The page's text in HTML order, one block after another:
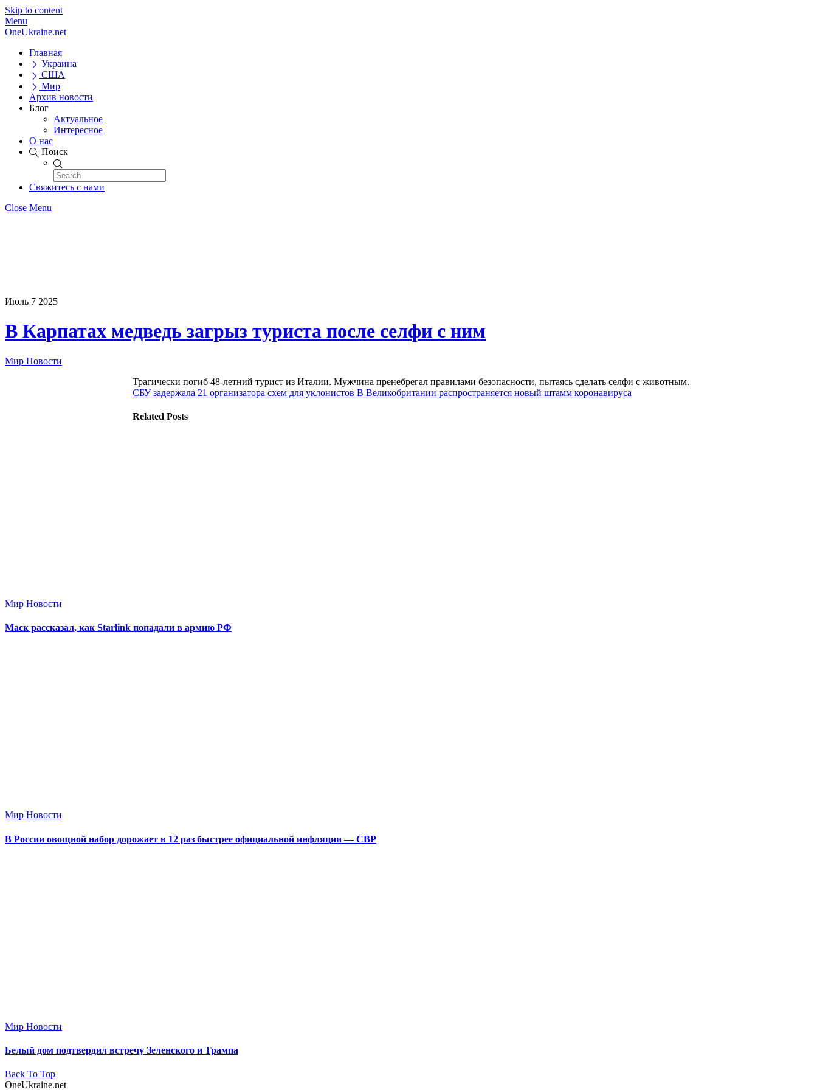
Skip to content
Menu
OneUkraine.net
Главная
Украина
США
Мир
Архив новости
Блог
Актуальное
Интересное
О нас
Поиск
Свяжитесь с нами
Close Menu
Июль 7 2025
В Карпатах медведь загрыз туриста после селфи с ним
Мир Новости
Трагически погиб 48-летний турист из Италии. Мужчина пренебрегал правилами безопасности, пытаясь сделать селфи с животным.
СБУ задержала 21 организатора схем для уклонистов В Великобритании распространяется новый штамм коронавируса
Related Posts
Мир Новости
Маск рассказал, как Starlink попадали в армию РФ
Мир Новости
В России овощной набор дорожает в 12 раз быстрее официальной инфляции — СВР
Мир Новости
Белый дом подтвердил встречу Зеленского и Трампа
Back To Top
OneUkraine.net